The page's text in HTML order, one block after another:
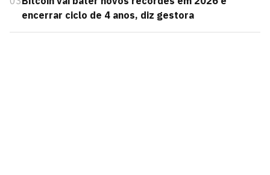
encerrar ciclo de 4 anos, diz gestora